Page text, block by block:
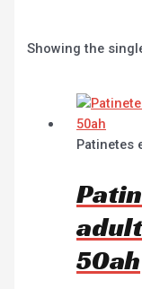
Showing the
Patinetes
50ah